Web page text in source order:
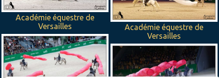
Académie équestre de
Versailles
Académie équestre de
Versailles